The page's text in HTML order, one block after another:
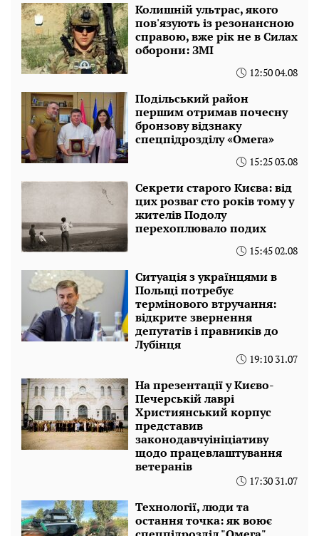
Колишній ультрас, якого
пов'язують із резонансною
справою, вже рік не в Силах
оборони: ЗМІ
12:50 04.08
Подільський район
першим отримав почесну
бронзову відзнаку
спецпідрозділу «Омега»
15:25 03.08
Секрети старого Києва: від
цих розваг сто років тому у
жителів Подолу
перехоплювало подих
15:45 02.08
Ситуація з українцями в
Польщі потребує
термінового втручання:
відкрите звернення
депутатів і правників до
Лубінця
19:10 31.07
На презентації у Києво-
Печерській лаврі
Християнський корпус
представив
законодавчуініціативу
щодо працевлаштування
ветеранів
17:30 31.07
Технології, люди та
остання точка: як воює